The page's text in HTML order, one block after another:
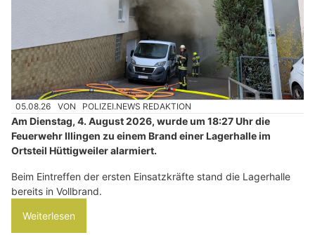
05.08.26 VON POLIZEI.NEWS REDAKTION
Am Dienstag, 4. August 2026, wurde um 18:27 Uhr die
Feuerwehr Illingen zu einem Brand einer Lagerhalle im
Ortsteil Hüttigweiler alarmiert.
Beim Eintreffen der ersten Einsatzkräfte stand die Lagerhalle
bereits in Vollbrand.
Weiterlesen